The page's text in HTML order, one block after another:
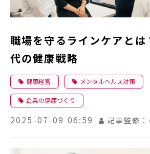
お役立ち記事一覧
お役立ち資料
イベント・セミナー
職場を守るラインケアと
代の健康戦略
健康経営 メンタルヘルス対策
企業の健康づくり
2025-07-09 06:59 記事監修